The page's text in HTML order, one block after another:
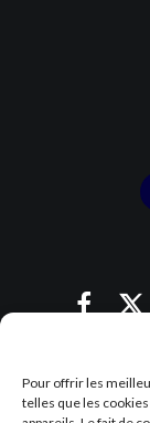
Pour offrir les
telles que les